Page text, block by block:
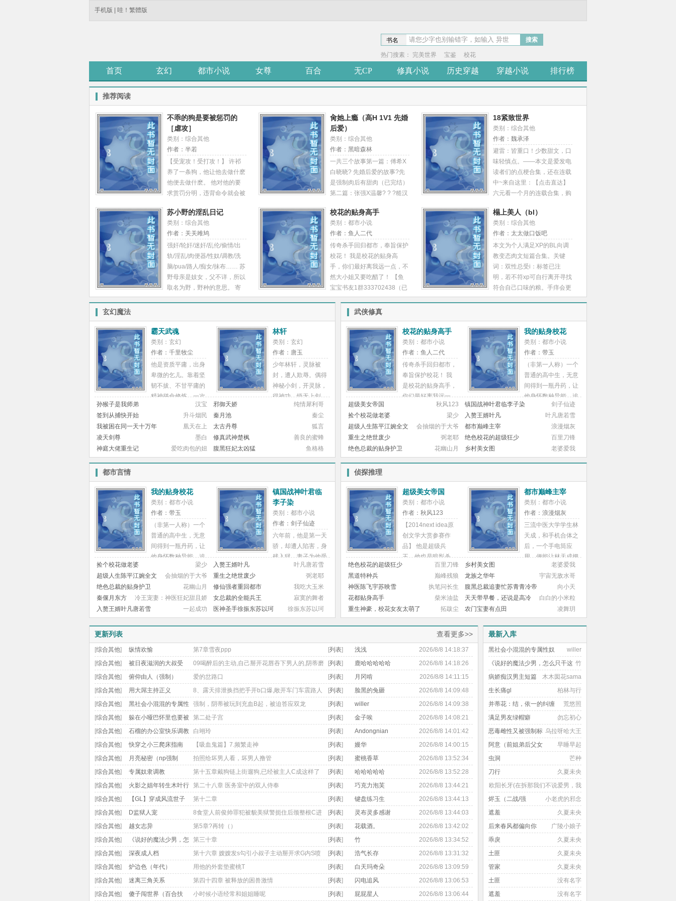
手机版 哇！繁體版
书名 搜索
热门搜素： 完美世界 宝鉴 校花
首页 玄幻 都市小说 女尊 百合 无CP 修真小说 历史穿越 穿越小说 排行榜
推荐阅读
不乖的狗是要被惩罚的
［虐攻］
类别：综合其他
作者：半若
【受宠攻！受打攻！】 许祁
养了一条狗，他让他去做什麽
他便去做什麽。 他对他的要
求赏罚分明，违背命令就会被
话，那麽许祁便会以自己身子
做为奖励，与他欢愉一夜。
【避雷：受对攻除了自己操他
之外基本什麽都玩！灌肠、抽
穴都有、跳蛋、按摩棒应该都
会有！】 【然後受其实非
常、非常喜欢攻的！只是因为
怕攻知道後便开始“滥用特
权”所以才一直不说！】 【开
副cp，他们在外传比较
多！！】 目前在修正文，先
更if线呀
肏她上瘾（高H 1V1 先婚
后爱）
类别：综合其他
作者：黑暗森林
一共三个故事第一篇：傅希X
白晓晓? 先婚后爱的故事?先
是强制肉后有甜肉（已完结）
第二篇：张强X温馨? ? ?糙汉
强制肉?各种刺激的play都有
（已完结）第三篇：霍骁X温
宁? ? 骄纵大小姐和双重人格
的高富帅的故事温宁被被副人
格强暴，找主人格讨回公道，
一来二去爱上了主人格 （正
在连载中）过了一年无性婚姻
的白晓晓，在初恋回国后，果
断选择离婚。离婚协议递到傅
希手中后，一年没有越过界，
甚至连手都没和她牵过的傅
希，突然失控的将她压在床
上，结结实实的狠肏了一顿她
从没想过，生活中木讷无趣，
一本正经的傅希，在床上像是
变了个人一般器大活好花样百
出不说，在床上更是骚话连
篇，听的她脸红心跳自那以
后，傅希似乎是肏她上瘾，下
班后什么都不顾，西装一脱，
先把她肏爽了再说。离婚两字
更是提不得，提一次被爆肏一
次，保准是被肏的第二天连床
都下不了了而她也渐渐爱上了
这种每日穴湿腿软的感
觉.......?作者其他小说直通
车，点击书名即达已完结：
《隔壁机长大叔是饿狼?高H
1V1》外表斯文的衣冠禽兽大
叔X表面乖巧内心淫荡的少
女? ? ? ? ? ? ??《匪奸? 高H
1V1 SC》变态腹黑的帅气匪
贼X软萌易推倒的小美人? ? ?
? ? ? ?《病娇影帝太撩人? 高
H 1V1 SC》软萌小助理X病娇
大影帝《师兄们各个如狼似
虎?高H?高辣 NP》器大活好
体力旺盛的师兄们X骚浪水多
云雨》? ? ? ? ? ? ? ?《勾引
?《夏璇番外》作者微博：你
喜欢吃糖醋肉吗小说交流群：
894243416（需订购过作者
小说）
18紧致世界
类别：综合其他
作者：魏承泽
避雷：皆重口！少数甜文，口
味轻慎点。——本文是爱发电
读者们的点梗合集，还在连载
中~来自这里：【点击直达】
六元看一个月的连载合集，购
6000+，单笔定价50po币/千
字，爱发电上购买会比较划
算，如果单笔看，每个故事价
格也只有几毛钱，谢绝盗文。
——故事一关键词：病娇 重
口 断腿 强娶豪夺 囚禁 暴力
第一人称。故事二关键词：病
娇 偏执 强娶豪夺 甜文 囚禁
正义男主 冷艳女主故事三关
猪吃虎 重口 鞭打 断腿 监禁故
事四关键词：强娶豪夺 sc 男
主涉黑 断脚 重口 囚禁 强制高
潮故事五关键词：民国 军阀
与世家小姐 囚禁 强娶豪夺 强
制怀孕 he 第一人称故事六关
键词：重口 鞭打 射尿 舔脚 强
迫 威胁 打脸故事七关键词：
网调 女主骚浪贱 反差婊 肉便
器 轮奸 射尿 公共母狗故事八
关键词：小妈文 强娶豪夺 3p
be 断腿 黑暗结局故事九关键
词：强娶豪夺 囚禁 绑架 sm
捆绑 折磨 驯服 道具故事十关
腿、强制怀孕、第一人称故事
十一关键词：1V3 床上霸道
床下宠溺 主奴调教 喝尿 乖巧
女主 道具 重口故事十二关键
词：包养 暴力 道具 重口 折磨
BE?故事十三关键词：明星
梗 强娶豪夺 凌辱 重口 囚禁
强制孕故事十四关键词：强取
豪夺 校园 强制爱 追妻火葬场
拽狠男主清冷女主 口味轻 略
清水故事十五关键词：养父女
囚禁 窒息 颜射 录像 sp 逃跑
后甜 HE 3p 父子母 囚禁 射尿
强娶豪夺 双龙入洞故事十七
关键词：温柔变态 女主两面
派 囚禁 杀人 强娶豪夺 年龄差
HE 甜甜甜故事十八关键词：
师生 重口 折磨 惩罚调教 舔脚
射尿 道具 囚禁故事十九关键
词：囚禁 体内射尿 断腿 皮带
鞭打 吸奶 娇软可口女主 高官
斯文败类男主 ?*涉政虚构故
事二十关键词：强奸拍照 性
暴力折磨 重口 囚禁怀孕 逼婚
第一人称故事二十一关键词：
兄妹 下药 产乳 体内射尿 折磨
断腿 重口 囚禁故事二十二关
键词: 继父 虐待家暴 鞭打 强
奸 囚禁铁链 重口 怀孕故事二
十三关键词：古言 暴君 逃跑
折磨 重口 强制怀孕 背景架空
故事二十四关键词：伪骨科
NP轮奸 折磨调教 重口 犬奴
误会真相故事二十五关键词：
3P 凌辱男主 重口 正太女装癖
白切黑 洗脑服从?故事二十六
关键词：强取豪夺 校园文 卖
身梗 强制爱 疯批男主温柔女
苏小野的淫乱日记
类别：综合其他
作者：关关雎鸠
强奸/轮奸/迷奸/乱伦/偷情/出
轨/淫乱/肉便器/性奴/调教/洗
脑/pua/路人/痴女/抹布…… 苏
野母亲是妓女，父不详，所以
取名为野，野种的意思。 寄
养在舅舅家的苏野性格怯懦，
养成痴女贱狗的性格给一家人
和同学玩弄，从此开启了淫荡
的母狗挨操生涯。 【感谢阅
读，平行世界篇免费，不定时
更新中】 看文必读: 1、尺度
非常非常非常大，基本都是被
迫或洗脑doi，特别严重的pua
凌辱情节； 2、通篇h，无脑
肉，大部分都是路人情节，但
女主有爽感体验，夸张的性描
写等； 3、适读人群:能接受
NTR，SM，男频h文，肉便器
文学； 4、背景架空，任何辱
女情节或文中男主们的职业身
口味避雷食用。
校花的贴身高手
类别：都市小说
作者：鱼人二代
传奇杀手回归都市，奉旨保护
校花！ 我是校花的贴身高
手，你们最好离我远一点，不
然大小姐又要吃醋了！ 【鱼
宝宝书友1群333702438（已
满），鱼宝宝书友2群
417723151】
榻上美人（bl）
类别：综合其他
作者：太太做口饭吧
本文为个人满足XP的BL向调
教变态肉文短篇合集。关键
词：双性总受i：标签已注
明，若不符xp可自行离开寻找
符合自己口味的粮。手痒会更
新写一点符合xp的粮，前面篇
指路引力圈，UID:?
xpbtdzml。以后手痒的bl小短
篇大概会丢这里。本文主题以
虐阴蒂为主旨的合集向，会有
多个世界观下的文。 会含有
大量作者本人喜欢的xp：针刺
阴蒂，抽逼虐逼，姜罚，公开
训诫，手枪塞逼，阴蒂悬挂砝
码，剑尖扎阴蒂，阴蒂注射，
把阴蒂当小提琴拉，不平等世
界观，钢笔扎阴蒂，娇娇婊子
美人0等（包含但不仅限于）
求仙篇（1v1）：卷王师尊x咸
鱼徒弟?
玄幻魔法
霸天武魂
类别：玄幻
作者：千里牧尘
他是资质平庸，出身
卑微的乞儿。靠着坚
韧不拔、不甘平庸的
精神拼命修炼。一次
偶然的机会，他觉醒
了这个世界上早就灭
绝的太古武魂，从此
一发不可收拾，犹如
彗星般崛起，踏上了
霸绝天下的修炼之
讨者开始，他步步生
辉，步入这个宗门林
立、天才无数、万族
争雄、人类英雄豪杰
不断涌现、浩...
林轩
类别：玄幻
作者：唐玉
少年林轩，灵脉被
封，遭人欺辱。偶得
神秘小剑，开灵脉，
得神功，悟无上剑
道，演化攻伐圣术！
一剑星辰灭，一剑鬼
神惊！一剑在手，一
世狂神！
汉宝
孙猴子是我师弟 纯情犀利哥
邪御天娇
升斗烟民
签到从捕快开始 秦尘
秦月池
凰天在上
我被困在同一天十万年 狐言
太古丹尊
墨白
凌天剑尊 善良的蜜蜂
修真武神楚枫
爱吃肉包的妞
神庭大佬重生记 鱼格格
腹黑狂妃太凶猛
武侠修真
校花的贴身高手
类别：都市小说
作者：鱼人二代
传奇杀手回归都市，
奉旨保护校花！ 我
是校花的贴身高手，
你们最好离我远一
点，不然大小姐又要
吃醋了！ 【鱼宝宝
书友1群
333702438（已
满），鱼宝宝书友2
群417723151】
我的贴身校花
类别：都市小说
作者：带玉
（非第一人称）一个
普通的高中生，无意
间得到一瓶丹药，让
他身怀数种异能。追
校花，被校花追。清
纯校花，傲娇校花，
野辣校花，都来贴
身。此外，还有靓丽
性感的美女
秋风123
超级美女帝国 剑子仙迹
镇国战神叶君临李子染
梁少
捡个校花做老婆 叶凡唐若雪
入赘王婿叶凡
会抽烟的于大爷
超级人生陈平江婉全文
免费阅读
浪漫烟灰
都市巅峰主宰
弼老耶
重生之绝世废少 百里刀锋
绝色校花的超级狂少
花幽山月
绝色总裁的贴身护卫 老婆爱我
乡村美女图
都市言情
我的贴身校花
类别：都市小说
作者：带玉
（非第一人称）一个
普通的高中生，无意
间得到一瓶丹药，让
他身怀数种异能。追
校花，被校花追。清
纯校花，傲娇校花，
野辣校花，都来贴
身。此外，还有靓丽
镇国战神叶君临
李子染
类别：都市小说
作者：剑子仙迹
六年前，他是第一天
骄，却遭人陷害，身
残入狱，妻子为他受
苦。六年后，他是第
一战神，权财双绝，
武道巅峰。他牵起她
的手，君临天下……
梁少
捡个校花做老婆 叶凡唐若雪
入赘王婿叶凡
会抽烟的于大爷
超级人生陈平江婉全文
免费阅读
弼老耶
重生之绝世废少
花幽山月
绝色总裁的贴身护卫 我吃大玉米
修仙强者重回都市
冷王宠妻：神医狂妃甜且娇
秦偃月东方
璃小说免费阅读
寂寞的舞者
女总裁的全能兵王
一起成功
入赘王婿叶凡唐若雪 徐振东苏以珂
医神圣手徐振东苏以珂
侦探推理
超级美女帝国
类别：都市小说
作者：秋风123
【2014next idea原
创文学大赏参赛作
品】 他是超级兵
王，他也是暗影杀
手！ 会医术，专治
胸部发育不良……
会催眠，调教各路绝
色美女…… 踩纨
绔，灭黑帮，只为打
造属于自己的美女帝
国！ 建了个群： 【
】 欢迎大家进来聊
天，秋风在这里等
你…… ...... 本书剧情
丰富！内容精彩 喜
欢超级美女帝国的朋
友 请收藏下本页吧
！您的支持是我们发
展的动力
都市巅峰主宰
类别：都市小说
作者：浪漫烟灰
三流中医大学学生林
天成，和手机合体之
后，一个手电筒应
用，便能让林天成拥
有夜视透视能力。美
图秀秀，360杀毒等
等应用，又能带给他
怎样的惊喜？
百里刀锋
绝色校花的超级狂少 老婆爱我
乡村美女图
巅峰残狼
黑道特种兵 宇宙无敌水哥
龙族之华年
执笔问长生
神医陈飞宇苏映雪 向小天
腹黑总裁追妻忙苏青青冷帝
柴米油盐
花都贴身高手 白白的小米粒
天天带早餐，还说是高冷
校花？
拓跋尘
重生神豪，校花女友太萌了 凌舞玥
农门宝妻有点田
更新列表 查看更多>>
[综合其他] 纵情欢愉 第7章雪夜ppp 2026/8/8 14:18:37
[列表]
浅浅
[综合其他] 被日夜滋润的大叔受
09喝醉后的主动,自己掰开花唇吞下男人的,阴蒂磨
大
2026/8/8 14:18:26
[列表]
鹿哈哈哈哈哈
[综合其他] 俯仰由人（强制） 爱的岔路口 2026/8/8 14:11:15
[列表]
月冈啃
[综合其他] 用大屌主持正义
8、露天排泄换挡把手开b口爆,敞开车门车震路人
加入4P双龙
2026/8/8 14:09:48
[列表]
脸黑的兔砸
[综合其他]
黑社会小混混的专属性
奴
强制，阴蒂被玩到充血B起，被迫答应双龙 2026/8/8 14:09:38
[列表]
willer
[综合其他]
躲在小哑巴怀里也要被
爆炒(gl 百合)
第二处子宫 2026/8/8 14:08:21
[列表]
金子唉
[综合其他]
石榴的办公室快乐调教
(高H，调教)
白翊玲 2026/8/8 14:01:42
[列表]
Andongnian
[综合其他] 快穿之小三爬床指南 【吸血鬼篇】7.频繁走神 2026/8/8 14:00:15
[列表]
嫚华
[综合其他]
月亮秘密（np强制
爱）
拍照给坏男人看，坏男人撸管 2026/8/8 13:52:34
[列表]
蜜桃香草
[综合其他] 专属奴隶调教
第十五章戴狗链上街遛狗,已经被主人C成这样了
谁还会要我
2026/8/8 13:52:28
[列表]
哈哈哈哈哈
[综合其他] 火影之娼年转生木叶行 第二十八章 医务室中的双人侍奉 2026/8/8 13:44:21
[列表]
巧克力泡芙
[综合其他]
【GL】穿成风流世子
後，女主夜夜逼我营业
第十二章 2026/8/8 13:44:13
[列表]
键盘练习生
[综合其他] D监狱人宠
8食堂人前俊帅罪犯被貌美狱警扼住后颈整根C进
去
2026/8/8 13:44:03
[列表]
灵布灵多感谢
投票感谢订
阅??
[综合其他] 越女志异 第5章?再转（） 2026/8/8 13:42:02
[列表]
花载酒。
[综合其他]
《说好的魔法少男，怎
么只干这种事》
第三十章 2026/8/8 13:34:52
[列表]
竹
[综合其他] 深夜成人档
第十六章 嫂嫂发s勾引小叔子主动掰开求G内S喷
R
2026/8/8 13:31:32
[列表]
浩气长存
[综合其他] 炉边色（年代） 用他的外套垫蜜桃T 2026/8/8 13:09:59
[列表]
白天玛奇朵
[综合其他] 迷离三角关系 第四十四章 被释放的困兽激情 2026/8/8 13:06:53
[列表]
闪电追风
[综合其他] 傻子闯世界（百合扶 小时候小语经常和姐姐睡呢 2026/8/8 13:06:44
[列表] 屁屁星人
最新入库
willer
黑社会小混混的专属性奴
竹
《说好的魔法少男，怎么只干这
种事》
木木囡花sama
病娇痴汉男主短篇
柏林与行
生长痛gl
荒悠照
并蒂花：结，依一的纠缠
勿忘初心
满足男友绿帽癖
乌拉呀哈大王
恶毒雌性又被强制标
记了(兽世NP)
早睡早起
阿意（前姐弟后父女
芒种
虫洞
久夏未央
刀行
欧阳长牙(在拆那我们不说爱男，我
们说女主控，我们不说虐女，我们
说阴间女嬷，我们不说双倍爱屌，
我们说舍不得女主受苦拼命成为腐
蟑螂)
小鱼骨瓷（1v2/双子/校园/微强制、
微sp）
小老虎的邪念
烬玉（二战/强
制/1v1）
久夏未央
遮羞
广陵小娘子
后来春风都偏向你
（H、暧昧到婚后、年上、小叔、
甜文）
久夏未央
乖戾
久夏未央
土匪
久夏未央
管家
没有名字
土匪
没有名字
遮羞